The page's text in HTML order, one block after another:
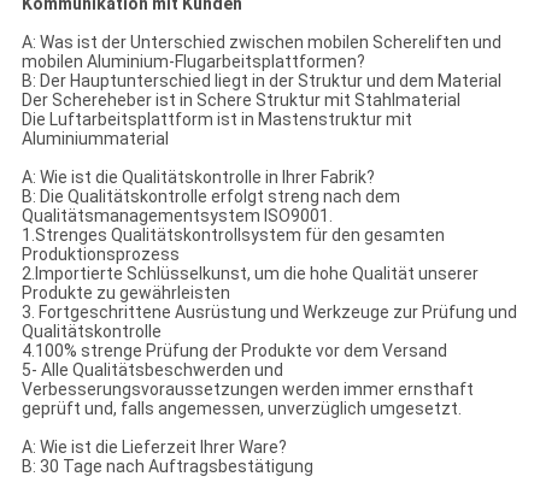
Kommunikation mit Kunden
A: Was ist der Unterschied zwischen mobilen Schereliften und
mobilen Aluminium-Flugarbeitsplattformen?
B: Der Hauptunterschied liegt in der Struktur und dem Material
Der Schereheber ist in Schere Struktur mit Stahlmaterial
Die Luftarbeitsplattform ist in Mastenstruktur mit
Aluminiummaterial
A: Wie ist die Qualitätskontrolle in Ihrer Fabrik?
B: Die Qualitätskontrolle erfolgt streng nach dem
Qualitätsmanagementsystem ISO9001.
1.Strenges Qualitätskontrollsystem für den gesamten
Produktionsprozess
2.Importierte Schlüsselkunst, um die hohe Qualität unserer
Produkte zu gewährleisten
3. Fortgeschrittene Ausrüstung und Werkzeuge zur Prüfung und
Qualitätskontrolle
4.100% strenge Prüfung der Produkte vor dem Versand
5- Alle Qualitätsbeschwerden und
Verbesserungsvoraussetzungen werden immer ernsthaft
geprüft und, falls angemessen, unverzüglich umgesetzt.
A: Wie ist die Lieferzeit Ihrer Ware?
B: 30 Tage nach Auftragsbestätigung